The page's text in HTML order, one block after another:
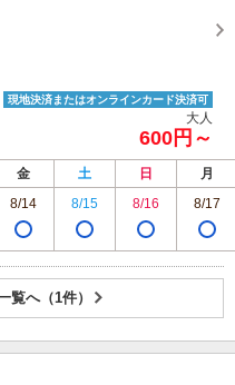
現地決済またはオンラインカード決済可
大人
600円～
金 土 日
月
8/14 8/15 8/16 8/17
覧へ（1件）